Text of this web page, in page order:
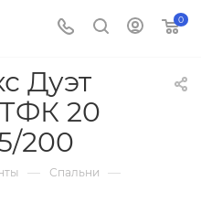
0
Дуэт
ТФК 20
200
— Спальни —